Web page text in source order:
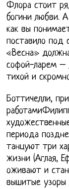
Флора стоит
богини любви.
как вы
поставило под
«Весна»
софой-ларем –
тихой и
Боттичелли,
периода
танцуют три
жизни (Аглая,
оживают и
вышитые узоры